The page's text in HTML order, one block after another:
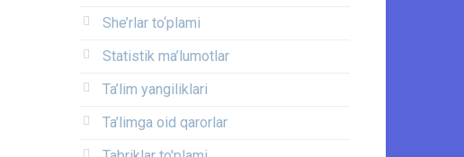
She’rlar to‘plami
Statistik ma’lumotlar
Ta’lim yangiliklari
Ta’limga oid qarorlar